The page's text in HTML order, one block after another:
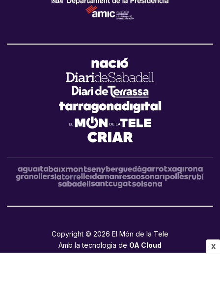
X
Copyright © 2026 El Món de la Tele
Amb la tecnologia de OA Cloud